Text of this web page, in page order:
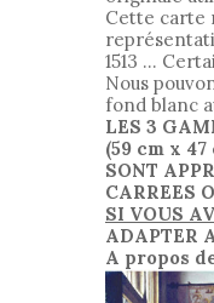
Cette carte
1513 ...
Nous
fond blanc
LES 3
(59 cm x 47
SONT
CARREES
SI VOUS
ADAPTER
A propos